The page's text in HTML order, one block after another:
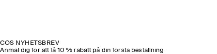
COS NYHETSBREV
Anmäl dig för att få 10 % rabatt på din första beställning